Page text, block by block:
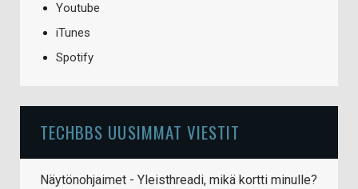
Youtube
iTunes
Spotify
TECHBBS UUSIMMAT VIESTIT
Näytönohjaimet - Yleisthreadi, mikä kortti minulle?